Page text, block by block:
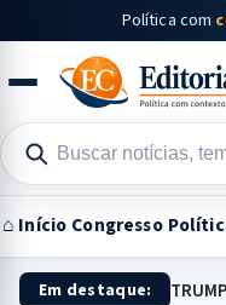
Política com
Buscar
notícias
⌂ Início Congresso
Em destaque: